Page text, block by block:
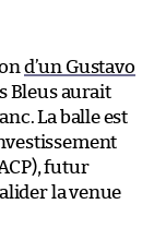
d’un Gustavo
Bleus aurait
La balle est
futur
la venue